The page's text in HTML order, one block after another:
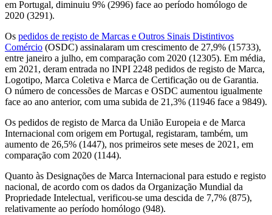
em Portugal, diminuiu 9% (2996) face ao período homólogo de
2020 (3291).
Os pedidos de registo de Marcas e Outros Sinais Distintivos
Comércio (OSDC) assinalaram um crescimento de 27,9% (15733),
entre janeiro a julho, em comparação com 2020 (12305). Em média,
em 2021, deram entrada no INPI 2248 pedidos de registo de Marca,
Logotipo, Marca Coletiva e Marca de Certificação ou de Garantia.
O número de concessões de Marcas e OSDC aumentou igualmente
face ao ano anterior, com uma subida de 21,3% (11946 face a 9849).
Os pedidos de registo de Marca da União Europeia e de Marca
Internacional com origem em Portugal, registaram, também, um
aumento de 26,5% (1447), nos primeiros sete meses de 2021, em
comparação com 2020 (1144).
Quanto às Designações de Marca Internacional para estudo e registo
nacional, de acordo com os dados da Organização Mundial da
Propriedade Intelectual, verificou-se uma descida de 7,7% (875),
relativamente ao período homólogo (948).